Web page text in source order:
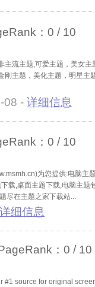
： 0 / 10
主流主题,可爱主题，美女
刚主题，美化主题，明星主
08 - 详细信息
： 0 / 10
为您提供:电脑主
载,桌面主题下载,电脑主题
尽在主题之家下载站
详细信息
： 0 / 10
#1 source for original